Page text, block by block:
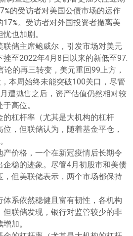
的受访者对美国公债市场的运作
。受访者对外国投资者撤离美
也加剧。
储主席鲍威尔，引发市场对美元
至2022年4月8日以来的新低至97.
的再三转变，美元重回99上方，
本周始终未能突破100关口，尽管
遭抛售之后，资产估值仍然相对较
高位。
杠杆率（尤其是大机构的杠杆
，但联储认为，随着基金平仓，
价格，一个在新冠疫情后长期令
稳的迹象。尽管4月初股市和美债
但美联储表示，两个市场都保持
系依然稳健且富有韧性，各机构
联储发现，银行对监管较少的非
加。